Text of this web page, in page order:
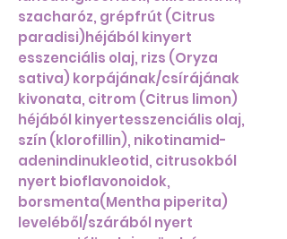
szacharóz, grépfrút (Citrus
paradisi)héjából kinyert
esszenciális olaj, rizs (Oryza
sativa) korpájának/csírájának
kivonata, citrom (Citrus limon)
héjából kinyertesszenciális olaj,
szín (klorofillin), nikotinamid-
adenindinukleotid, citrusokból
nyert bioflavonoidok,
borsmenta(Mentha piperita)
leveléből/szárából nyert